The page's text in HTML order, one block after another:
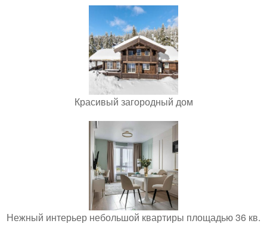
Красивый загородный дом
Нежный интерьер небольшой квартиры площадью 36 кв.